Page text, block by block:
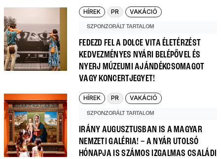
HÍREK PR VAKÁCIÓ
SZPONZORÁLT TARTALOM
FEDEZD FEL A DOLCE VITA ÉLETÉRZÉST
KEDVEZMÉNYES NYÁRI BELÉPŐVEL ÉS
NYERJ MÚZEUMI AJÁNDÉKCSOMAGOT
VAGY KONCERTJEGYET!
HÍREK PR VAKÁCIÓ
SZPONZORÁLT TARTALOM
IRÁNY AUGUSZTUSBAN IS A MAGYAR
NEMZETI GALÉRIA! – A NYÁR UTOLSÓ
HÓNAPJA IS SZÁMOS IZGALMAS CSALÁDI